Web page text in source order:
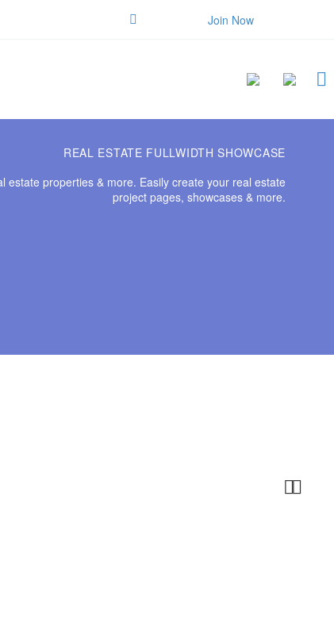
Join Now
REAL ESTATE FULLWIDTH SHOWCASE
properties & more. Easily create your real estate
project pages, showcases & more.
